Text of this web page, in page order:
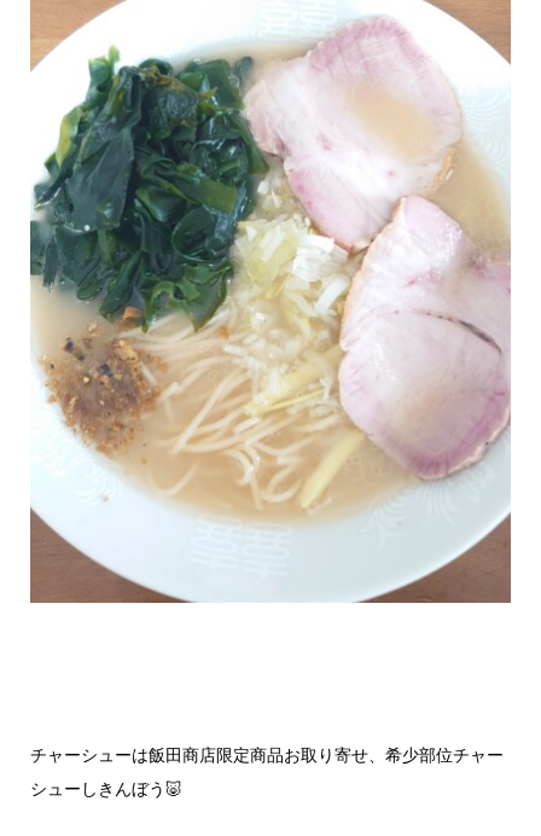
チャーシューは飯田商店限定商品お取り寄せ、希少部位チャー
シューしきんぼう🐷